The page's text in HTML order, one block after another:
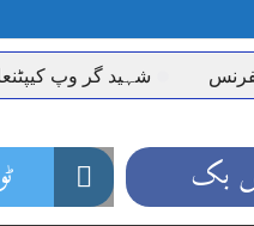
شہید گر وپ
بک